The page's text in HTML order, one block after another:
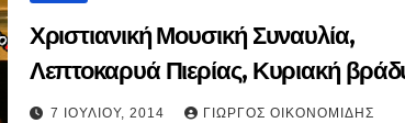
Χριστιανική Μουσική Συναυλία,
Λεπτοκαρυά Πιερίας, Κυριακή
22.06.2014
7 ΙΟΥΛΊΟΥ, 2014 ΓΙΏΡΓΟΣ ΟΙΚΟΝΟΜΊΔΗΣ